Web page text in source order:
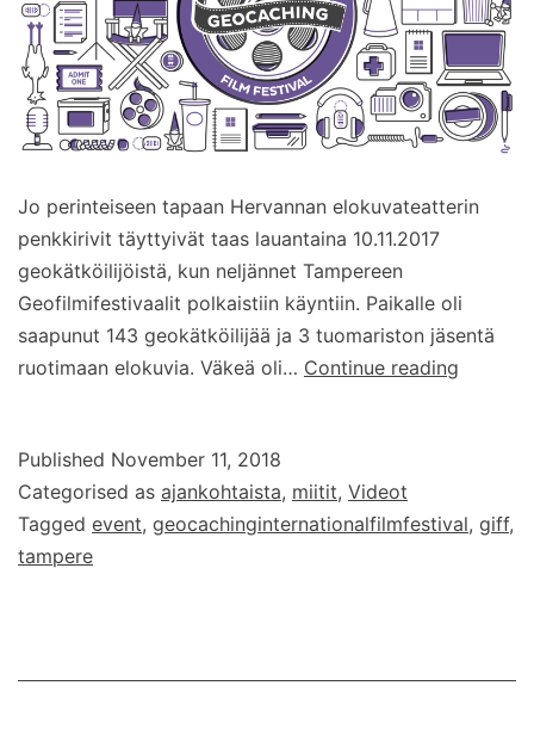
Jo perinteiseen tapaan Hervannan elokuvateatterin
penkkirivit täyttyivät taas lauantaina 10.11.2017
geokätköilijöistä, kun neljännet Tampereen
Geofilmifestivaalit polkaistiin käyntiin. Paikalle oli
saapunut 143 geokätköilijää ja 3 tuomariston jäsentä
ruotimaan elokuvia. Väkeä oli… Continue reading
–
Published November 11, 2018
Categorised as ajankohtaista, miitit, Videot
Tagged event, geocachinginternationalfilmfestival, giff,
tampere